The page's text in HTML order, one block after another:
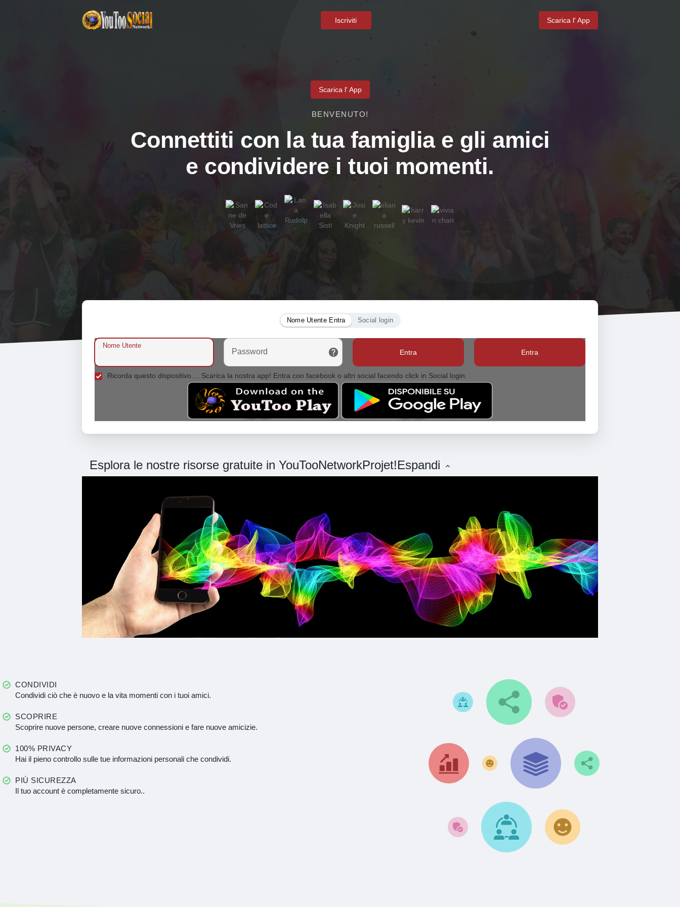
Iscriviti Scarica l' App
Scarica l' App
BENVENUTO!
Connettiti con la tua famiglia e gli amici
e condividere i tuoi momenti.
Nome Utente Entra Social login
Nome Utente
Password Entra Entra
Ricorda questo dispositivo.... Scarica la nostra app! Entra con facebook o altri social facendo click in Social login.
Esplora le nostre risorse gratuite in YouTooNetworkProjet!Espandi
CONDIVIDI
Condividi ciò che è nuovo e la vita momenti con i tuoi amici.
SCOPRIRE
Scoprire nuove persone, creare nuove connessioni e fare nuove amicizie.
100% PRIVACY
Hai il pieno controllo sulle tue informazioni personali che condividi.
PIÙ SICUREZZA
Il tuo account è completamente sicuro..